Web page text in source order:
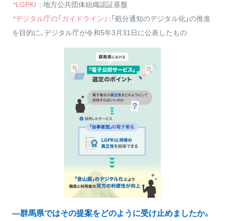
*LGPKI : 地方公共団体組織認証基盤
*デジタル庁の「ガイドライン」 :「処分通知のデジタル化」の推進
を目的に、デジタル庁が令和5年3月31日に公表したもの
―群馬県ではその提案をどのように受け止めましたか。